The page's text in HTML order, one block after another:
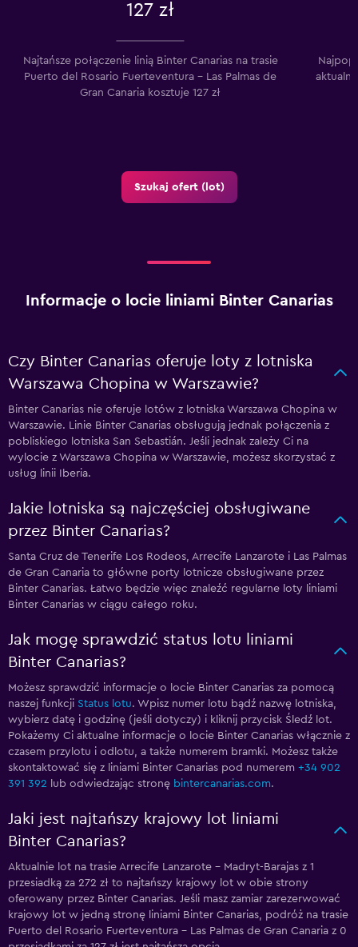
127 zł
Najtańsze połączenie linią Binter Canarias na trasie
Puerto del Rosario Fuerteventura – Las Palmas de
Gran Canaria kosztuje 127 zł
Szukaj ofert (lot)
Informacje o locie liniami Binter Canarias
Czy Binter Canarias oferuje loty z lotniska
Warszawa Chopina w Warszawie?
Binter Canarias nie oferuje lotów z lotniska Warszawa Chopina w
Warszawie. Linie Binter Canarias obsługują jednak połączenia z
pobliskiego lotniska San Sebastián. Jeśli jednak zależy Ci na
wylocie z Warszawa Chopina w Warszawie, możesz skorzystać z
usług linii Iberia.
Jakie lotniska są najczęściej obsługiwane
przez Binter Canarias?
Santa Cruz de Tenerife Los Rodeos, Arrecife Lanzarote i Las Palmas
de Gran Canaria to główne porty lotnicze obsługiwane przez
Binter Canarias. Łatwo będzie więc znaleźć regularne loty liniami
Binter Canarias w ciągu całego roku.
Jak mogę sprawdzić status lotu liniami
Binter Canarias?
Możesz sprawdzić informacje o locie Binter Canarias za pomocą
naszej funkcji Status lotu. Wpisz numer lotu bądź nazwę lotniska,
wybierz datę i godzinę (jeśli dotyczy) i kliknij przycisk Śledź lot.
Pokażemy Ci aktualne informacje o locie Binter Canarias włącznie z
czasem przylotu i odlotu, a także numerem bramki. Możesz także
skontaktować się z liniami Binter Canarias pod numerem +34 902
391 392 lub odwiedzając stronę bintercanarias.com.
Jaki jest najtańszy krajowy lot liniami
Binter Canarias?
Aktualnie lot na trasie Arrecife Lanzarote - Madryt-Barajas z 1
przesiadką za 272 zł to najtańszy krajowy lot w obie strony
oferowany przez Binter Canarias. Jeśli masz zamiar zarezerwować
krajowy lot w jedną stronę liniami Binter Canarias, podróż na trasie
Puerto del Rosario Fuerteventura - Las Palmas de Gran Canaria z 0